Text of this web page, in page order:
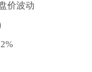
价波动